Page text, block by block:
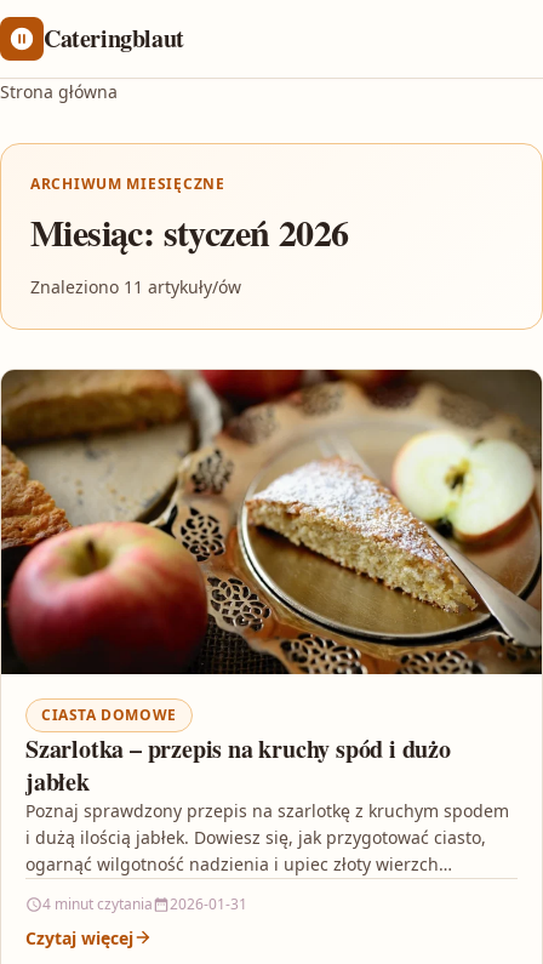
Cateringblaut
Strona główna
ARCHIWUM MIESIĘCZNE
Miesiąc: styczeń 2026
Znaleziono 11 artykuły/ów
CIASTA DOMOWE
Szarlotka – przepis na kruchy spód i dużo
jabłek
Poznaj sprawdzony przepis na szarlotkę z kruchym spodem
i dużą ilością jabłek. Dowiesz się, jak przygotować ciasto,
ogarnąć wilgotność nadzienia i upiec złoty wierzch…
4 minut czytania 2026-01-31
Czytaj więcej